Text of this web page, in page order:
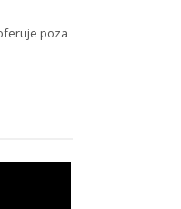
poza